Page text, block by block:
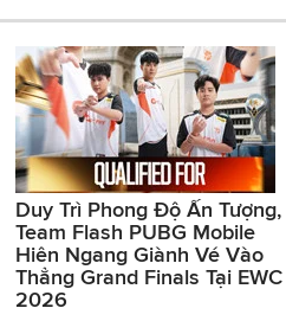
Duy Trì Phong Độ Ấn Tượng,
Team Flash PUBG Mobile
Hiên Ngang Giành Vé Vào
Thẳng Grand Finals Tại EWC
2026